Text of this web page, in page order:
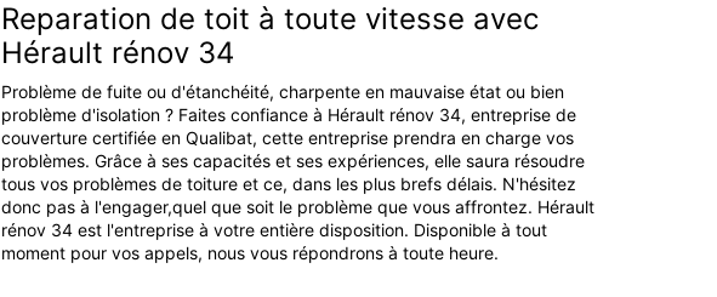
Reparation de toit à toute vitesse avec
Hérault rénov 34
Problème de fuite ou d'étanchéité, charpente en mauvaise état ou bien
problème d'isolation ? Faites confiance à Hérault rénov 34, entreprise de
couverture certifiée en Qualibat, cette entreprise prendra en charge vos
problèmes. Grâce à ses capacités et ses expériences, elle saura résoudre
tous vos problèmes de toiture et ce, dans les plus brefs délais. N'hésitez
donc pas à l'engager,quel que soit le problème que vous affrontez. Hérault
rénov 34 est l'entreprise à votre entière disposition. Disponible à tout
moment pour vos appels, nous vous répondrons à toute heure.